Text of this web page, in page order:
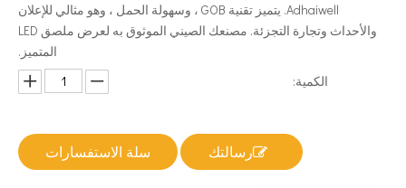
Adhaiwell. يتميز تقنية GOB ، وسهولة الحمل ، وهو مثالي للإعلان
والأحداث وتجارة التجزئة. مصنعك الصيني الموثوق به لعرض ملصق LED
المتميز.
الكمية:
رسالتك سلة الاستفسارات